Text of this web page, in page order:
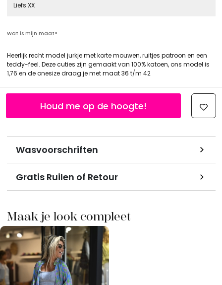
Liefs XX
Wat is mijn maat?
Heerlijk recht model jurkje met korte mouwen, ruitjes patroon en een
teddy-feel. Deze cuties zijn gemaakt van 100% katoen, ons model is
1,76 en de onesize draag je met maat 36 t/m 42
Wasvoorschriften
Gratis Ruilen of Retour
Houd me op de hoogte!
Maak je look compleet